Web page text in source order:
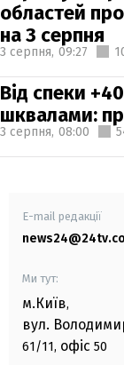
областей
на 3 серпня
3 серпня, 09:27
Від спеки
шквалами:
3 серпня, 08:00
E-mail редакції
Ми тут:
м.Київ,
вул.
61/11, офіс 50